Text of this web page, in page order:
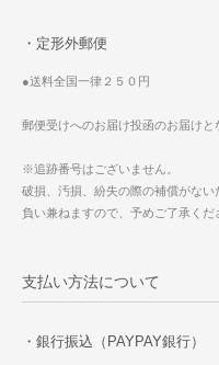
・定形外郵便
●送料全国一律２５０円
郵便受けへのお届け投函のお届けと
※追跡番号はございません。
破損、汚損、紛失の際の補償がな
負い兼ねますので、予めご了承くだ
支払い方法について
・銀行振込（PAYPAY銀行）